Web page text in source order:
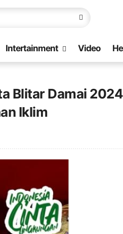
Intertainment Video
Blitar Damai
Iklim